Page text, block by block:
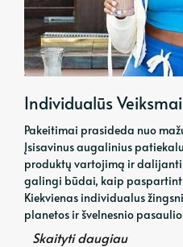
Individualūs Veiksmai
Pakeitimai prasideda nuo
Įsisavinus augalinius
produktų vartojimą ir
galingi būdai, kaip
Kiekvienas individualus
planetos ir švelnesnio
Skaityti daugiau